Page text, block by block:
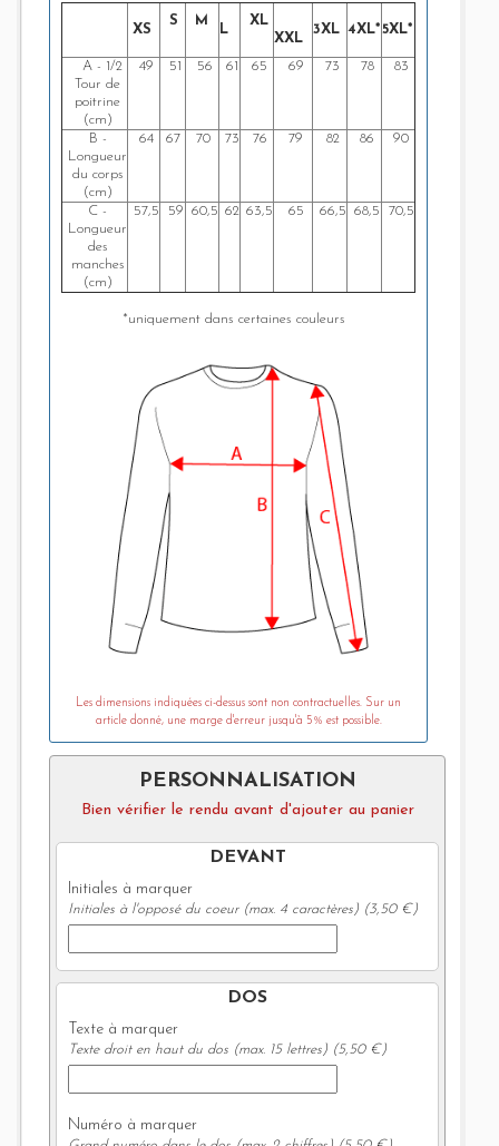
XS
S M
L
XL
XXL
3XL 4XL*5XL*
A - 1/2
Tour de
poitrine
(cm)
49 51 56 61 65 69 73 78 83
B -
Longueur
du corps
(cm)
64 67 70 73 76 79 82 86 90
C -
Longueur
des
manches
(cm)
57,5 59 60,5 62 63,5 65 66,5 68,5 70,5
*uniquement dans certaines couleurs
Les dimensions indiquées ci-dessus sont non contractuelles. Sur un
article donné, une marge d'erreur jusqu'à 5% est possible.
PERSONNALISATION
Bien vérifier le rendu avant d'ajouter au panier
DEVANT
Initiales à marquer
Initiales à l'opposé du coeur (max. 4 caractères) (3,50 €)
DOS
Texte à marquer
Texte droit en haut du dos (max. 15 lettres) (5,50 €)
Numéro à marquer